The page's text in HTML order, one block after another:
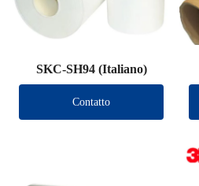
SKC-SH94 (Italiano)
Contatto